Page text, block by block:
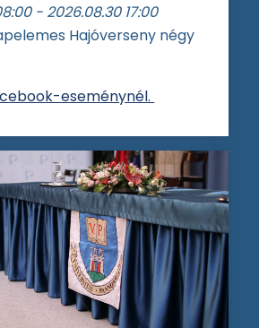
- 2026.08.30 17:00
Hajóverseny négy
eseménynél.